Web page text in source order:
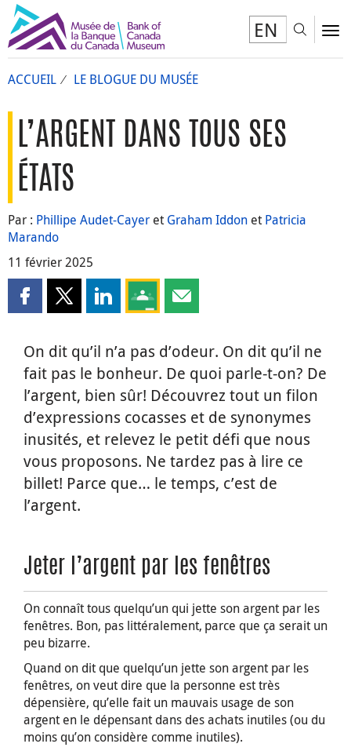
EN
ACCUEIL LE BLOGUE DU MUSÉE
L’ARGENT DANS TOUS SES
ÉTATS
Par : Phillipe Audet-Cayer et Graham Iddon et Patricia
Marando
11 février 2025
Partager cette page sur Facebook
Partager cette page sur X
Partager cette page sur LinkedIn
Partagez cette page sur Google
Partager cette page par
On dit qu’il n’a pas d’odeur. On dit qu’il ne
fait pas le bonheur. De quoi parle-t-on? De
l’argent, bien sûr! Découvrez tout un filon
d’expressions cocasses et de synonymes
inusités, et relevez le petit défi que nous
vous proposons. Ne tardez pas à lire ce
billet! Parce que… le temps, c’est de
l’argent.
Jeter l’argent par les fenêtres
On connaît tous quelqu’un qui jette son argent par les
fenêtres. Bon, pas littéralement, parce que ça serait un
peu bizarre.
Quand on dit que quelqu’un jette son argent par les
fenêtres, on veut dire que la personne est très
dépensière, qu’elle fait un mauvais usage de son
argent en le dépensant dans des achats inutiles (ou du
moins qu’on considère comme inutiles).